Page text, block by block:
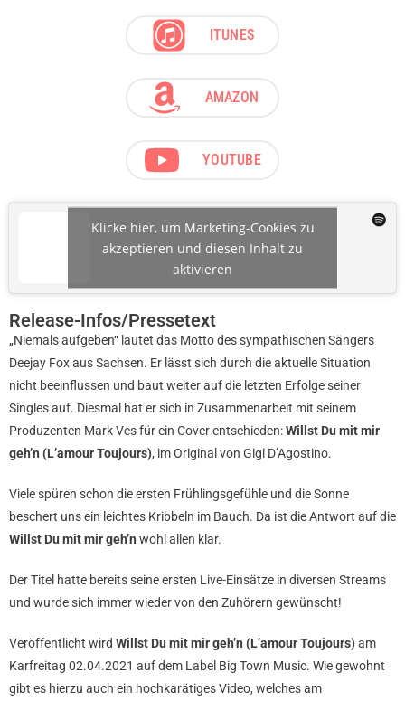
ITUNES
AMAZON
YOUTUBE
Klicke hier, um Marketing-Cookies zu
akzeptieren und diesen Inhalt zu
aktivieren
Release-Infos/Pressetext
„Niemals aufgeben“ lautet das Motto des sympathischen Sängers
Deejay Fox aus Sachsen. Er lässt sich durch die aktuelle Situation
nicht beeinflussen und baut weiter auf die letzten Erfolge seiner
Singles auf. Diesmal hat er sich in Zusammenarbeit mit seinem
Produzenten Mark Ves für ein Cover entschieden:Willst Du mit mir
geh’n (L’amour Toujours), im Original von Gigi D’Agostino.
Viele spüren schon die ersten Frühlingsgefühle und die Sonne
beschert uns ein leichtes Kribbeln im Bauch. Da ist die Antwort auf die
Willst Du mit mir geh’n wohl allen klar.
Der Titel hatte bereits seine ersten Live-Einsätze in diversen Streams
und wurde sich immer wieder von den Zuhörern gewünscht!
Veröffentlicht wird Willst Du mit mir geh’n (L’amour Toujours)am
Karfreitag 02.04.2021 auf dem Label Big Town Music. Wie gewohnt
gibt es hierzu auch ein hochkarätiges Video, welches am